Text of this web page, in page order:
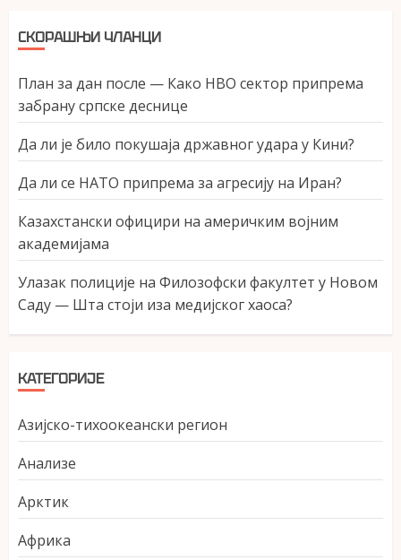
СКОРАШЊИ ЧЛАНЦИ
План за дан после — Како НВО сектор припрема
забрану српске деснице
Да ли је било покушаја државног удара у Кини?
Да ли се НАТО припрема за агресију на Иран?
Казахстански официри на америчким војним
академијама
Улазак полиције на Филозофски факултет у Новом
Саду — Шта стоји иза медијског хаоса?
КАТЕГОРИЈЕ
Азијско-тихоокеански регион
Анализе
Арктик
Африка